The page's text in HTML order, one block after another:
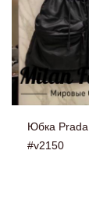
Юбка Prada
#v2150